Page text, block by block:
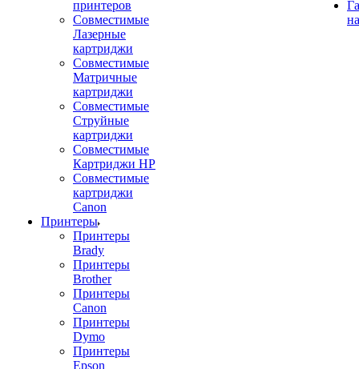
принтеров
Совместимые
Лазерные
картриджи
Совместимые
Матричные
картриджи
Совместимые
Струйные
картриджи
Совместимые
Картриджи HP
Совместимые
картриджи
Canon
Принтеры
Принтеры
Brady
Принтеры
Brother
Принтеры
Canon
Принтеры
Dymo
Принтеры
Epson